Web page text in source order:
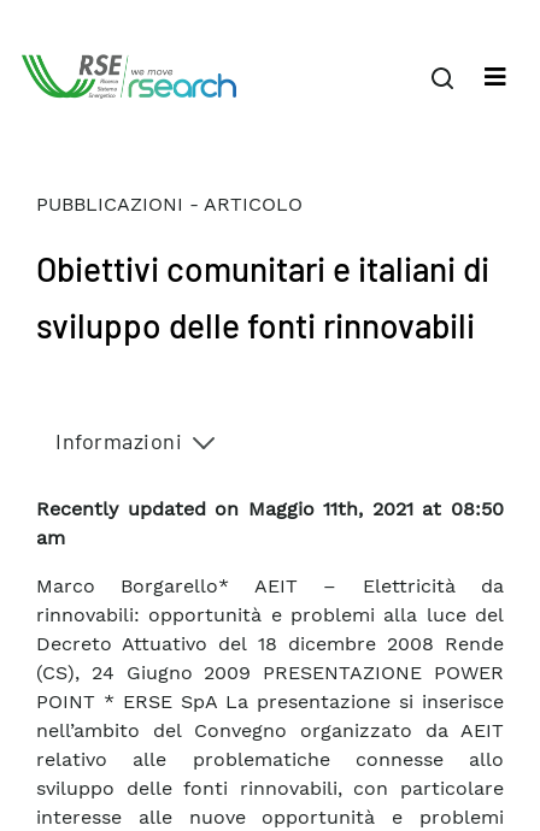
PUBBLICAZIONI - ARTICOLO
Obiettivi comunitari e italiani di
sviluppo delle fonti rinnovabili
Informazioni
Recently updated on Maggio 11th, 2021 at 08:50
am
Marco Borgarello* AEIT – Elettricità da
rinnovabili: opportunità e problemi alla luce del
Decreto Attuativo del 18 dicembre 2008 Rende
(CS), 24 Giugno 2009 PRESENTAZIONE POWER
POINT * ERSE SpA La presentazione si inserisce
nell’ambito del Convegno organizzato da AEIT
relativo alle problematiche connesse allo
sviluppo delle fonti rinnovabili, con particolare
interesse alle nuove opportunità e problemi